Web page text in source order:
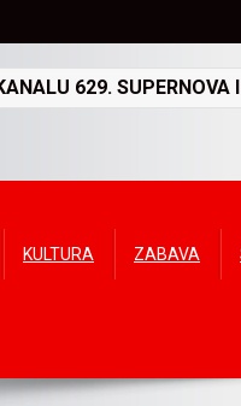
629. SUPERNOVA
KULTURA ZABAVA